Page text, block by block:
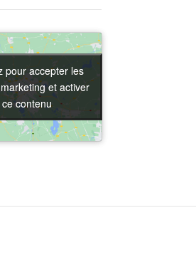
pour accepter les
et activer
ce contenu
pour accepter les
et activer
ce contenu